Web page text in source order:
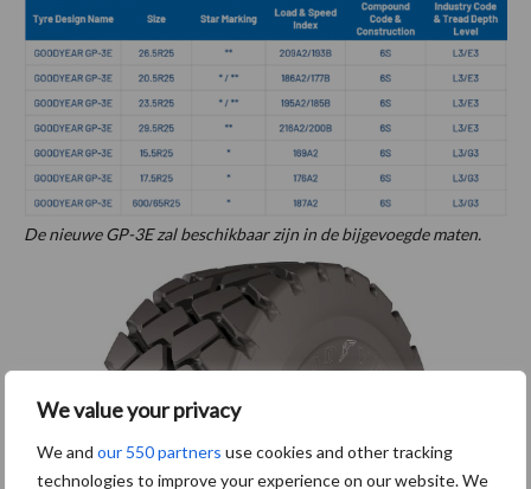
We value your privacy
We and our 550 partners use cookies and other tracking
technologies to improve your experience on our website. We
De nieuwe GP-3E zal beschikbaar zijn in de bijgevoegde maten.